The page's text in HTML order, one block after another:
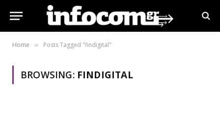
Home » Posts Tagged "findigital"
BROWSING: FINDIGITAL